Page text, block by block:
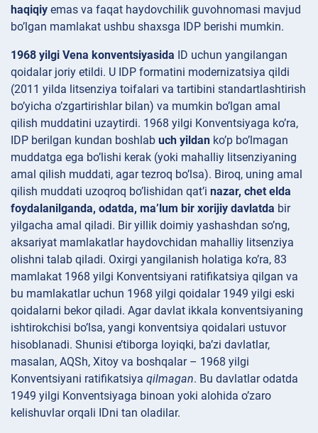
haqiqiy emas va faqat haydovchilik guvohnomasi mavjud
bo’lgan mamlakat ushbu shaxsga IDP berishi mumkin.
1968 yilgi Vena konventsiyasida ID uchun yangilangan
qoidalar joriy etildi. U IDP formatini modernizatsiya qildi
(2011 yilda litsenziya toifalari va tartibini standartlashtirish
bo’yicha o’zgartirishlar bilan) va mumkin bo’lgan amal
qilish muddatini uzaytirdi. 1968 yilgi Konventsiyaga ko’ra,
IDP berilgan kundan boshlab uch yildan ko’p bo’lmagan
muddatga ega bo’lishi kerak (yoki mahalliy litsenziyaning
amal qilish muddati, agar tezroq bo’lsa). Biroq, uning amal
qilish muddati uzoqroq bo’lishidan qat’i nazar, chet elda
foydalanilganda, odatda, ma’lum bir xorijiy davlatda bir
yilgacha amal qiladi. Bir yillik doimiy yashashdan so’ng,
aksariyat mamlakatlar haydovchidan mahalliy litsenziya
olishni talab qiladi. Oxirgi yangilanish holatiga ko’ra, 83
mamlakat 1968 yilgi Konventsiyani ratifikatsiya qilgan va
bu mamlakatlar uchun 1968 yilgi qoidalar 1949 yilgi eski
qoidalarni bekor qiladi. Agar davlat ikkala konventsiyaning
ishtirokchisi bo’lsa, yangi konventsiya qoidalari ustuvor
hisoblanadi. Shunisi e’tiborga loyiqki, ba’zi davlatlar,
masalan, AQSh, Xitoy va boshqalar – 1968 yilgi
Konventsiyani ratifikatsiya qilmagan. Bu davlatlar odatda
1949 yilgi Konventsiyaga binoan yoki alohida o’zaro
kelishuvlar orqali IDni tan oladilar.